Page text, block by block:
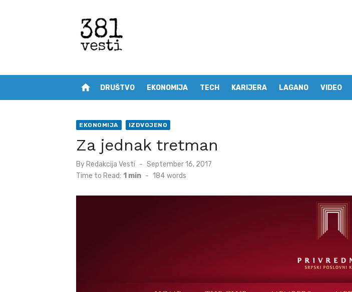
home DRUŠTVO EKONOMIJA TECH KARIJERA LAGANO VIDEO
EKONOMIJA IZDVOJENO
Za jednak tretman
By Redakcija Vesti
Posted
on
September 16, 2017
Time to Read: 1 min - 184 words